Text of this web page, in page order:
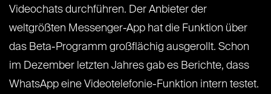
Videochats durchführen. Der Anbieter der
weltgrößten Messenger-App hat die Funktion über
das Beta-Programm großflächig ausgerollt. Schon
im Dezember letzten Jahres gab es Berichte, dass
WhatsApp eine Videotelefonie-Funktion intern testet.